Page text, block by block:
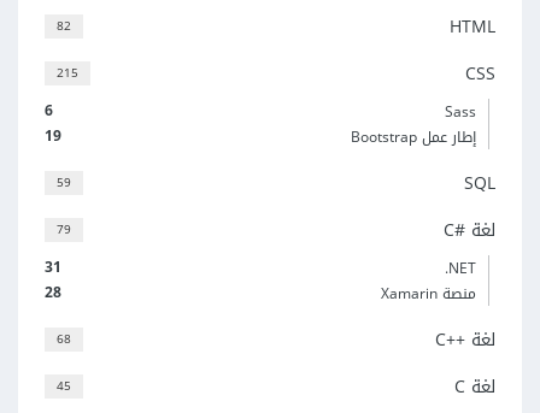
82 HTML
215 CSS
6
Sass
19
إطار عمل Bootstrap
59 SQL
79 لغة C#‎
31
‎.NET
28
منصة Xamarin
68 لغة C++‎
45 لغة C